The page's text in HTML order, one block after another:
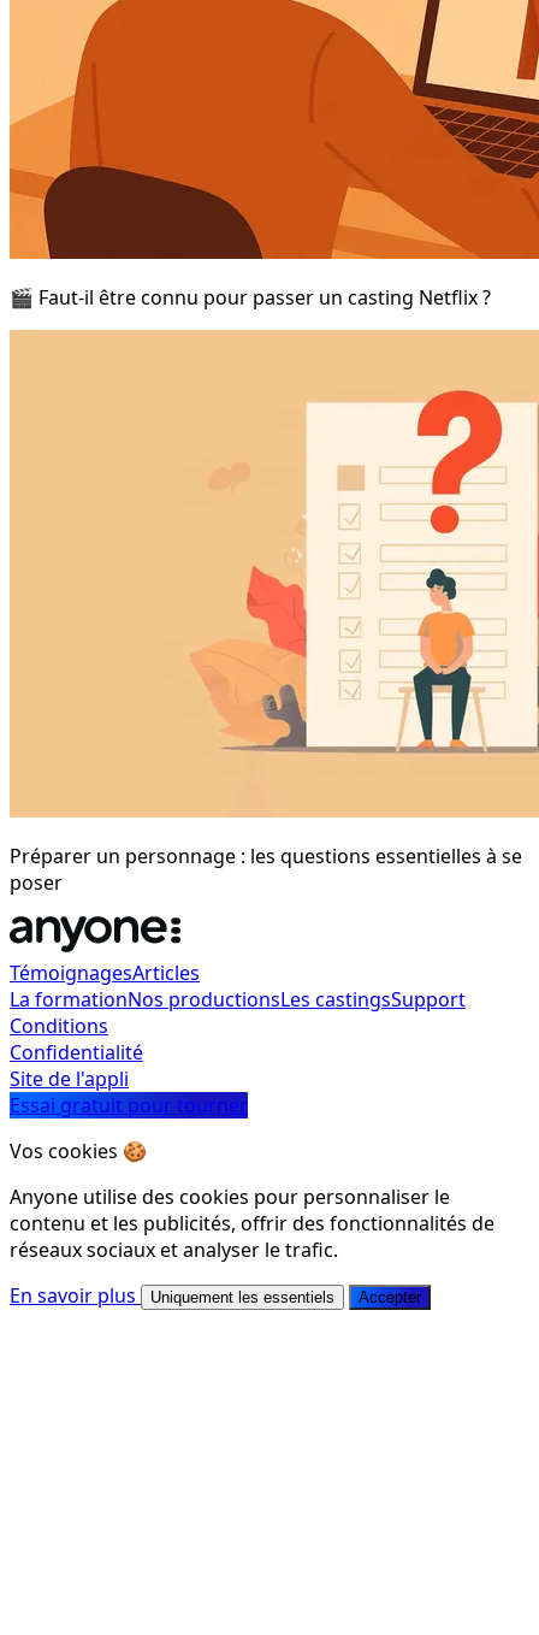
🎬 Faut-il être connu pour passer un casting Netflix ?
Préparer un personnage : les questions essentielles à se
poser
TémoignagesArticles
La formationNos productionsLes castingsSupport
Conditions
Confidentialité
Site de l'appli
Essai gratuit pour tourner
Vos cookies 🍪
Anyone utilise des cookies pour personnaliser le
contenu et les publicités, offrir des fonctionnalités de
réseaux sociaux et analyser le trafic.
En savoir plus
Uniquement les essentiels Accepter